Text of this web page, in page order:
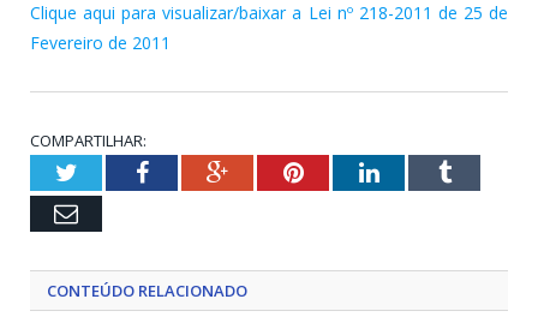
Clique aqui para visualizar/baixar a Lei nº 218-2011 de 25 de
Fevereiro de 2011
COMPARTILHAR:
TwitterFacebookGoogle+PinterestLinkedInTumblr
Email
CONTEÚDO RELACIONADO